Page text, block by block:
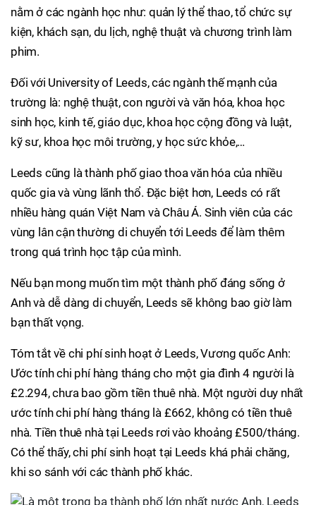
nằm ở các ngành học như: quản lý thể thao, tổ chức sự
kiện, khách sạn, du lịch, nghệ thuật và chương trình làm
phim.
Đối với University of Leeds, các ngành thế mạnh của
trường là: nghệ thuật, con người và văn hóa, khoa học
sinh học, kinh tế, giáo dục, khoa học cộng đồng và luật,
kỹ sư, khoa học môi trường, y học sức khỏe,…
Leeds cũng là thành phố giao thoa văn hóa của nhiều
quốc gia và vùng lãnh thổ. Đặc biệt hơn, Leeds có rất
nhiều hàng quán Việt Nam và Châu Á. Sinh viên của các
vùng lân cận thường di chuyển tới Leeds để làm thêm
trong quá trình học tập của mình.
Nếu bạn mong muốn tìm một thành phố đáng sống ở
Anh và dễ dàng di chuyển, Leeds sẽ không bao giờ làm
bạn thất vọng.
Tóm tắt về chi phí sinh hoạt ở Leeds, Vương quốc Anh:
Ước tính chi phí hàng tháng cho một gia đình 4 người là
£2.294, chưa bao gồm tiền thuê nhà. Một người duy nhất
ước tính chi phí hàng tháng là £662, không có tiền thuê
nhà. Tiền thuê nhà tại Leeds rơi vào khoảng £500/tháng.
Có thể thấy, chi phí sinh hoạt tại Leeds khá phải chăng,
khi so sánh với các thành phố khác.